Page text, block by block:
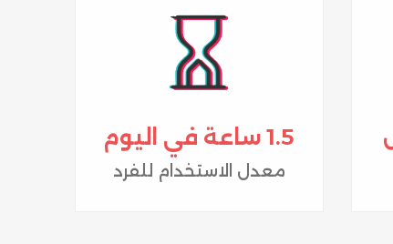
1.5 ساعة في اليوم
معدل الاستخدام للفرد